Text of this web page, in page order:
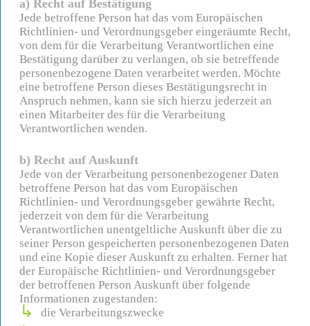
a) Recht auf Bestätigung
Jede betroffene Person hat das vom Europäischen
Richtlinien- und Verordnungsgeber eingeräumte Recht,
von dem für die Verarbeitung Verantwortlichen eine
Bestätigung darüber zu verlangen, ob sie betreffende
personenbezogene Daten verarbeitet werden. Möchte
eine betroffene Person dieses Bestätigungsrecht in
Anspruch nehmen, kann sie sich hierzu jederzeit an
einen Mitarbeiter des für die Verarbeitung
Verantwortlichen wenden.
b) Recht auf Auskunft
Jede von der Verarbeitung personenbezogener Daten
betroffene Person hat das vom Europäischen
Richtlinien- und Verordnungsgeber gewährte Recht,
jederzeit von dem für die Verarbeitung
Verantwortlichen unentgeltliche Auskunft über die zu
seiner Person gespeicherten personenbezogenen Daten
und eine Kopie dieser Auskunft zu erhalten. Ferner hat
der Europäische Richtlinien- und Verordnungsgeber
der betroffenen Person Auskunft über folgende
Informationen zugestanden:
die Verarbeitungszwecke